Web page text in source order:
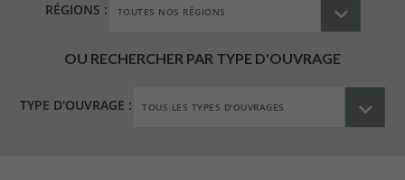
RÉGIONS :
OU RECHERCHER PAR TYPE D'OUVRAGE
TYPE D'OUVRAGE :